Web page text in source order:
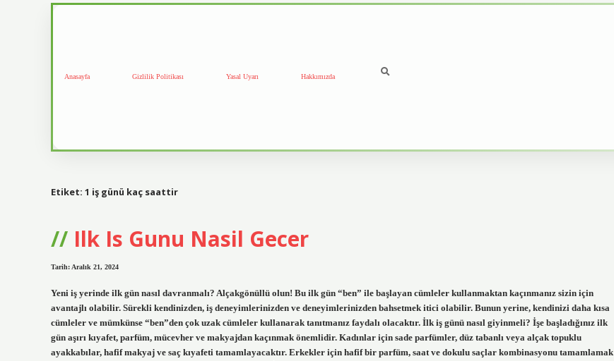
Anasayfa Gizlilik Politikası Yasal Uyarı Hakkımızda
Etiket: 1 iş günü kaç saattir
Ilk Is Gunu Nasil Gecer
Tarih: Aralık 21, 2024
Yeni iş yerinde ilk gün nasıl davranmalı? Alçakgönüllü olun! Bu ilk gün “ben” ile başlayan cümleler kullanmaktan kaçınmanız sizin için
avantajlı olabilir. Sürekli kendinizden, iş deneyimlerinizden ve deneyimlerinizden bahsetmek itici olabilir. Bunun yerine, kendinizi daha kısa
cümleler ve mümkünse “ben”den çok uzak cümleler kullanarak tanıtmanız faydalı olacaktır. İlk iş günü nasıl giyinmeli? İşe başladığınız ilk
gün aşırı kıyafet, parfüm, mücevher ve makyajdan kaçınmak önemlidir. Kadınlar için sade parfümler, düz tabanlı veya alçak topuklu
ayakkabılar, hafif makyaj ve saç kıyafeti tamamlayacaktır. Erkekler için hafif bir parfüm, saat ve dokulu saçlar kombinasyonu tamamlamak